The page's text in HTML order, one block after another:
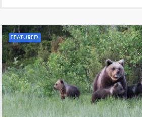
FEATURED